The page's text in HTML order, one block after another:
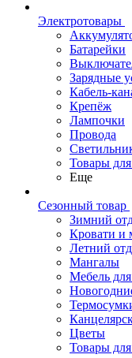
Электротовары
Батарейки
Зарядные
Кабель-
Крепёж
Лампочки
Провода
Товары
Еще
Сезонный товар
Зимний
Кровати и
Летний
Мангалы
Мебель
Цветы
Товары